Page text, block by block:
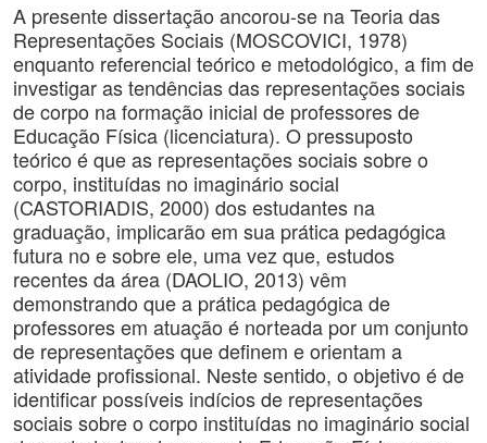
A presente dissertação ancorou-se na Teoria das
Representações Sociais (MOSCOVICI, 1978)
enquanto referencial teórico e metodológico, a fim de
investigar as tendências das representações sociais
de corpo na formação inicial de professores de
Educação Física (licenciatura). O pressuposto
teórico é que as representações sociais sobre o
corpo, instituídas no imaginário social
(CASTORIADIS, 2000) dos estudantes na
graduação, implicarão em sua prática pedagógica
futura no e sobre ele, uma vez que, estudos
recentes da área (DAOLIO, 2013) vêm
demonstrando que a prática pedagógica de
professores em atuação é norteada por um conjunto
de representações que definem e orientam a
atividade profissional. Neste sentido, o objetivo é de
identificar possíveis indícios de representações
sociais sobre o corpo instituídas no imaginário social